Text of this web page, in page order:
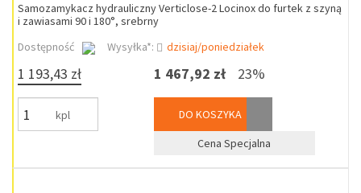
Samozamykacz hydrauliczny Verticlose-2 Locinox do furtek z szyną
i zawiasami 90 i 180°, srebrny
Dostępność
Wysyłka*: dzisiaj/poniedziałek
1 193,43 zł
kpl
1 467,92 zł 23%
DO KOSZYKA
Cena Specjalna